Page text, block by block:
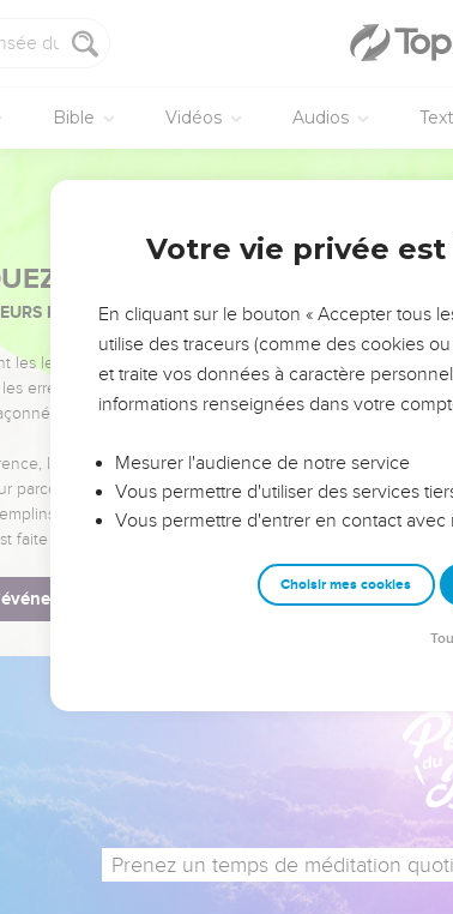
Bible Vidéos Audios
PAS L’ÉVÉNEMENT DE
POUVAIENT VOUS ÉVITER LES VOTRES ?
les leaders pour leurs réussites, leur impact, leur foi ou leur
erreurs et les saisons difficiles qu'ils ont traversés, alors
leaders, entrepreneurs, et responsables reviennent sur
parcours et les clés pour avancer avec plus de sagesse
Que vous guidiez un ministère, une équipe, un
faite pour vous.
Prenez un temps de méditation
Votre vie privée
En cliquant sur le bouton « Accepter tous
utilise des traceurs (comme des cookies
et traite vos données à caractère
informations renseignées dans votre
Mesurer l'audience de notre service
Vous permettre d'utiliser des services
Vous permettre d'entrer en contact
Choisir mes cookies